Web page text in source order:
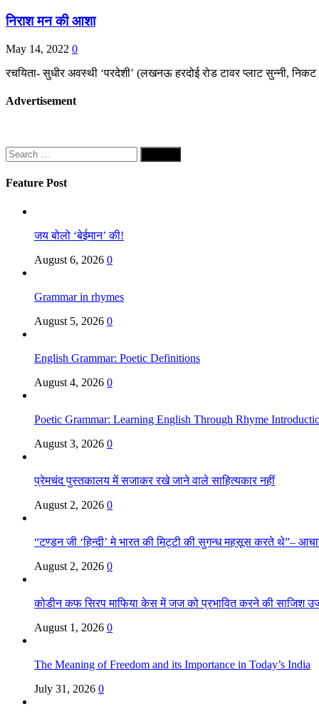
निराश मन की आशा
May 14, 2022 0
रचयिता- सुधीर अवस्थी ‘परदेशी’ (लखनऊ हरदोई रोड टावर प्लाट सुन्नी,
Advertisement
Search
for:
Feature Post
जय बोलो ‘बेईमान’ की!
August 6, 2026 0
Grammar in rhymes
August 5, 2026 0
English Grammar: Poetic Definitions
August 4, 2026 0
Poetic Grammar: Learning English Through Rhyme
August 3, 2026 0
प्रेमचंद पुस्तकालय में सजाकर रखे जाने वाले साहित्यकार नहीं
August 2, 2026 0
“टण्डन जी ‘हिन्दी’ मे भारत की मिट्टी की सुगन्ध महसूस करते थे”–
August 2, 2026 0
कोडीन कफ सिरप माफिया केस में जज को प्रभावित करने की साजिश
August 1, 2026 0
The Meaning of Freedom and its Importance in Today’s India
July 31, 2026 0